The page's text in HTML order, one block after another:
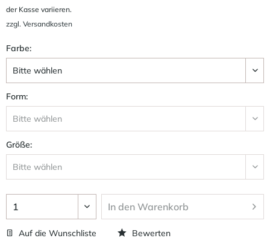
der Kasse variieren.
zzgl. Versandkosten
Farbe:
Form:
Größe:
In den Warenkorb
Auf die Wunschliste Bewerten